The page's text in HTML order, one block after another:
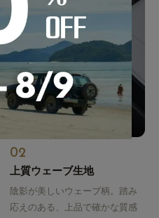
02
上質ウェーブ生地
陰影が美しいウェーブ柄。踏み
応えのある、上品で確かな質感